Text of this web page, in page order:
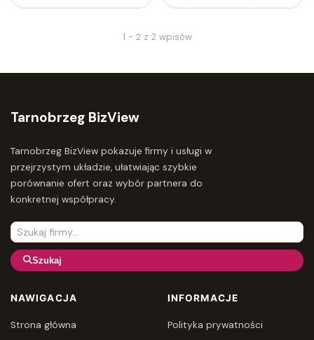
1 - 2 z 2 wpisów
Tarnobrzeg BizView
Tarnobrzeg BizView pokazuje firmy i usługi w
przejrzystym układzie, ułatwiając szybkie
porównanie ofert oraz wybór partnera do
konkretnej współpracy.
Szukaj
NAWIGACJA
Strona główna
INFORMACJE
Polityka prywatności